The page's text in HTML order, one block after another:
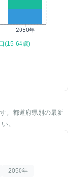
2050年
(15-64歳)
。都道府県別の最新
。
2050年